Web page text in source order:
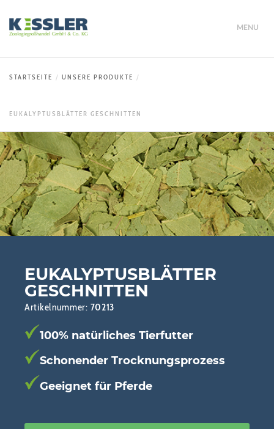
MENU
STARTSEITE UNSERE PRODUKTE
EUKALYPTUSBLÄTTER GESCHNITTEN
EUKALYPTUSBLÄTTER
GESCHNITTEN
Artikelnummer: 70213
100% natürliches Tierfutter
Schonender Trocknungsprozess
Geeignet für Pferde